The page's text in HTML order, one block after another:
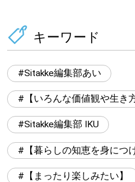
キーワード
Sitakke編集部あい
【いろんな価値観や生き
Sitakke編集部 IKU
【暮らしの知恵を身につ
【まったり楽しみたい】